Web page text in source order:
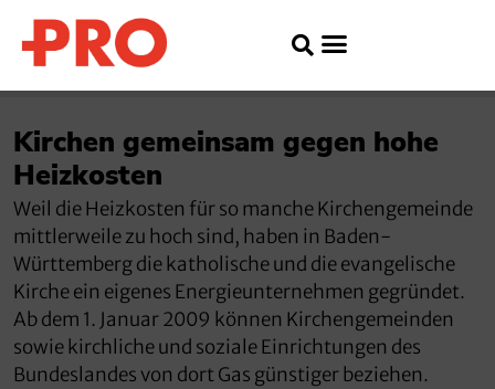
Kirchen gemeinsam gegen hohe
Heizkosten
Weil die Heizkosten für so manche Kirchengemeinde
mittlerweile zu hoch sind, haben in Baden-
Württemberg die katholische und die evangelische
Kirche ein eigenes Energieunternehmen gegründet.
Ab dem 1. Januar 2009 können Kirchengemeinden
sowie kirchliche und soziale Einrichtungen des
Bundeslandes von dort Gas günstiger beziehen.